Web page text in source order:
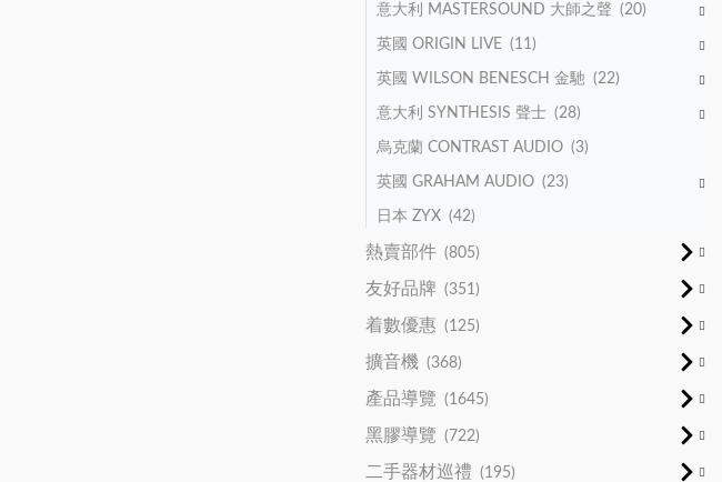
意大利 MASTERSOUND 大師之聲 (20)
英國 ORIGIN LIVE (11)
英國 WILSON BENESCH 金馳 (22)
意大利 SYNTHESIS 聲士 (28)
烏克蘭 CONTRAST AUDIO (3)
英國 GRAHAM AUDIO (23)
日本 ZYX (42)
熱賣部件 (805)
友好品牌 (351)
着數優惠 (125)
擴音機 (368)
產品導覽 (1645)
黑膠導覽 (722)
二手器材巡禮 (195)